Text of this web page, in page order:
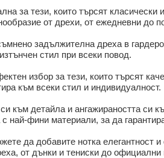
за тези, които търсят
от дрехи, от ежедневни до
задължителна дреха в
стил при всеки повод.
избор за тези, които търсят
към всеки стил и индивидуалност.
към детайла и ангажираността си
най-фини материали, за да
да добавите нотка елегантност
от дънки и тениски до